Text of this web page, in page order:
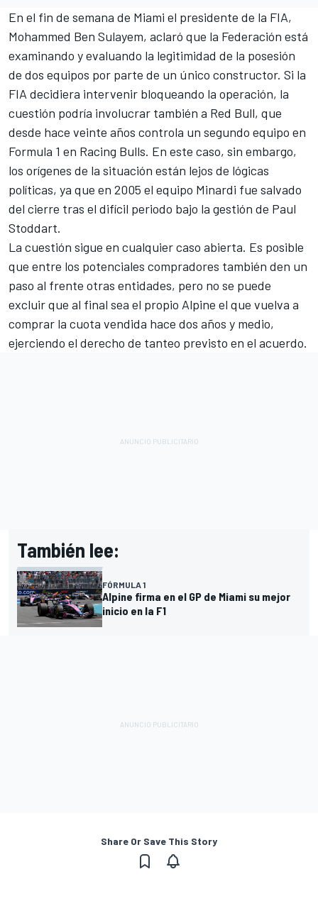
En el fin de semana de Miami el presidente de la FIA,
Mohammed Ben Sulayem, aclaró que la Federación está
examinando y evaluando la legitimidad de la posesión
de dos equipos por parte de un único constructor. Si la
FIA decidiera intervenir bloqueando la operación, la
cuestión podría involucrar también a Red Bull, que
desde hace veinte años controla un segundo equipo en
Formula 1 en Racing Bulls. En este caso, sin embargo,
los orígenes de la situación están lejos de lógicas
políticas, ya que en 2005 el equipo Minardi fue salvado
del cierre tras el difícil periodo bajo la gestión de Paul
Stoddart.
La cuestión sigue en cualquier caso abierta. Es posible
que entre los potenciales compradores también den un
paso al frente otras entidades, pero no se puede
excluir que al final sea el propio Alpine el que vuelva a
comprar la cuota vendida hace dos años y medio,
ejerciendo el derecho de tanteo previsto en el acuerdo.
También lee:
FÓRMULA 1
Alpine firma en el GP de Miami su mejor
inicio en la F1
Share Or Save This Story